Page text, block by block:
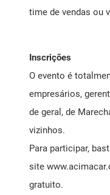
time de vendas ou
Inscrições
O evento é
empresários,
de geral, de
vizinhos.
Para participar,
site
gratuito.